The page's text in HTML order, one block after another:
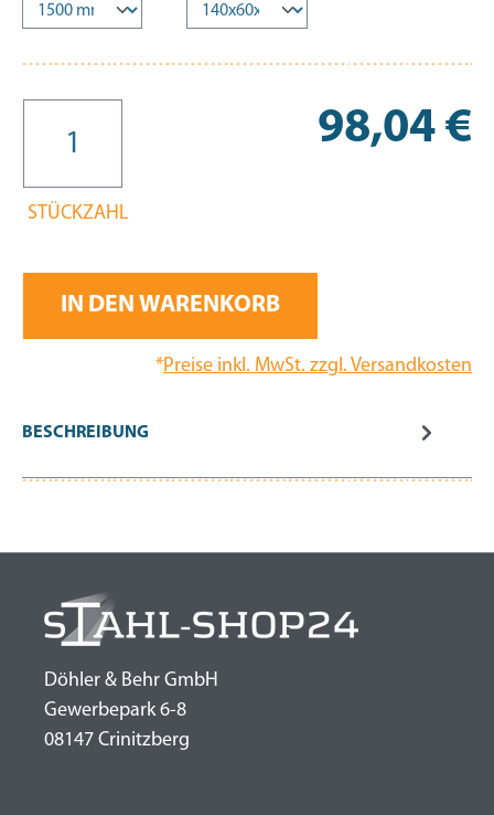
98,04 €
STÜCKZAHL
IN DEN WARENKORB
*Preise inkl. MwSt. zzgl. Versandkosten
BESCHREIBUNG
Döhler & Behr GmbH
Gewerbepark 6-8
08147 Crinitzberg